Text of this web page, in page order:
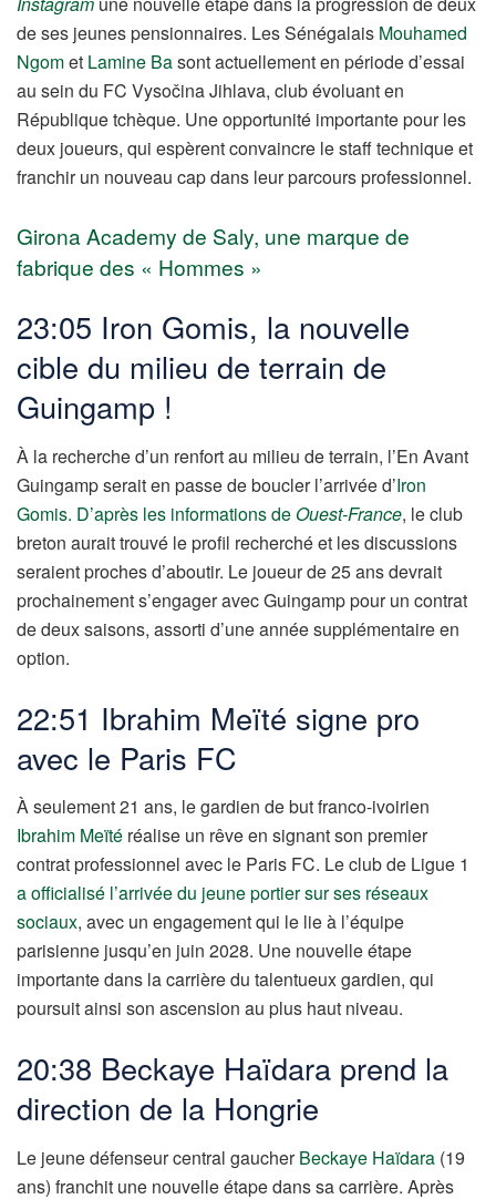
de ses jeunes pensionnaires. Les Sénégalais Mouhamed
Ngomet Lamine Basont actuellement en période d’essai
au sein du FC Vysočina Jihlava, club évoluant en
République tchèque. Une opportunité importante pour les
deux joueurs, qui espèrent convaincre le staff technique et
franchir un nouveau cap dans leur parcours professionnel.
Girona Academy de Saly, une marque de
fabrique des « Hommes »
23:05 Iron Gomis, la nouvelle
cible du milieu de terrain de
Guingamp !
À la recherche d’un renfort au milieu de terrain, l’En Avant
Guingamp serait en passe de boucler l’arrivée d’Iron
Gomis. D’après les informations deOuest-France, le club
breton aurait trouvé le profil recherché et les discussions
seraient proches d’aboutir. Le joueur de 25 ans devrait
prochainement s’engager avec Guingamp pour un contrat
de deux saisons, assorti d’une année supplémentaire en
option.
22:51 Ibrahim Meïté signe pro
avec le Paris FC
À seulement 21 ans, le gardien de but franco-ivoirien
Ibrahim Meïté réalise un rêve en signant son premier
contrat professionnel avec le Paris FC. Le club de Ligue 1
a officialisé l’arrivée du jeune portier sur ses réseaux
sociaux, avec un engagement qui le lie à l’équipe
parisienne jusqu’en juin 2028. Une nouvelle étape
importante dans la carrière du talentueux gardien, qui
poursuit ainsi son ascension au plus haut niveau.
20:38 Beckaye Haïdara prend la
direction de la Hongrie
Le jeune défenseur central gaucherBeckaye Haïdara (19
ans) franchit une nouvelle étape dans sa carrière. Après